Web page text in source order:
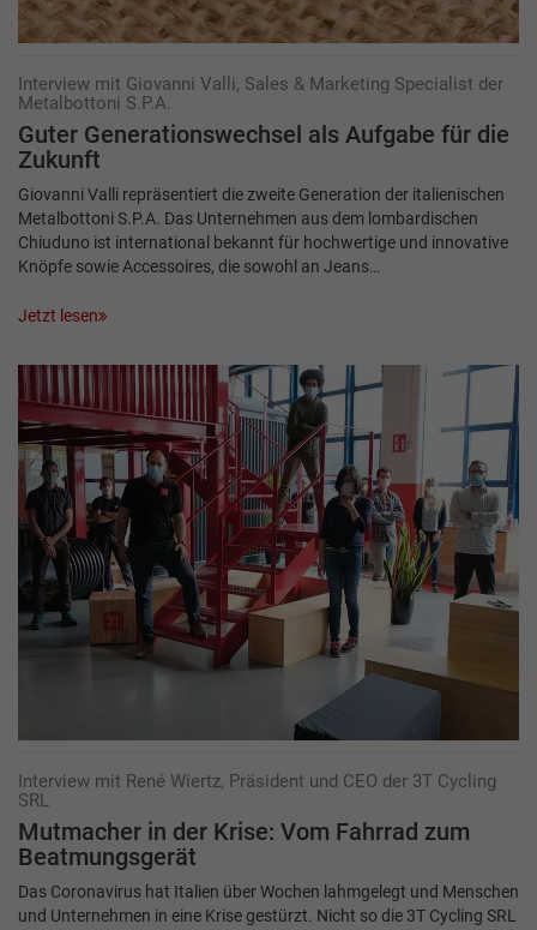
Interview mit Giovanni Valli, Sales & Marketing Specialist der
Metalbottoni S.P.A.
Guter Generationswechsel als Aufgabe für die
Zukunft
Giovanni Valli repräsentiert die zweite Generation der italienischen
Metalbottoni S.P.A. Das Unternehmen aus dem lombardischen
Chiuduno ist international bekannt für hochwertige und innovative
Knöpfe sowie Accessoires, die sowohl an Jeans…
Jetzt lesen
Interview mit René Wiertz, Präsident und CEO der 3T Cycling
SRL
Mutmacher in der Krise: Vom Fahrrad zum
Beatmungsgerät
Das Coronavirus hat Italien über Wochen lahmgelegt und Menschen
und Unternehmen in eine Krise gestürzt. Nicht so die 3T Cycling SRL